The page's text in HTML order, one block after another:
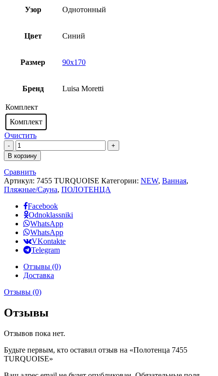
Узор Однотонный
Цвет Синий
Размер 90х170
Бренд Luisa Moretti
Комплект
Комплект
Очистить
Количество
товара
Полотенца
7455
TURQUOISE
В корзину
Сравнить
Артикул: 7455 TURQUOISE Категории: NEW, Ванная,
Пляжные/Сауна, ПОЛОТЕНЦА
Facebook
Odnoklassniki
WhatsApp
WhatsApp
VKontakte
Telegram
Отзывы (0)
Доставка
Отзывы (0)
Отзывы
Отзывов пока нет.
Будьте первым, кто оставил отзыв на «Полотенца 7455
TURQUOISE»